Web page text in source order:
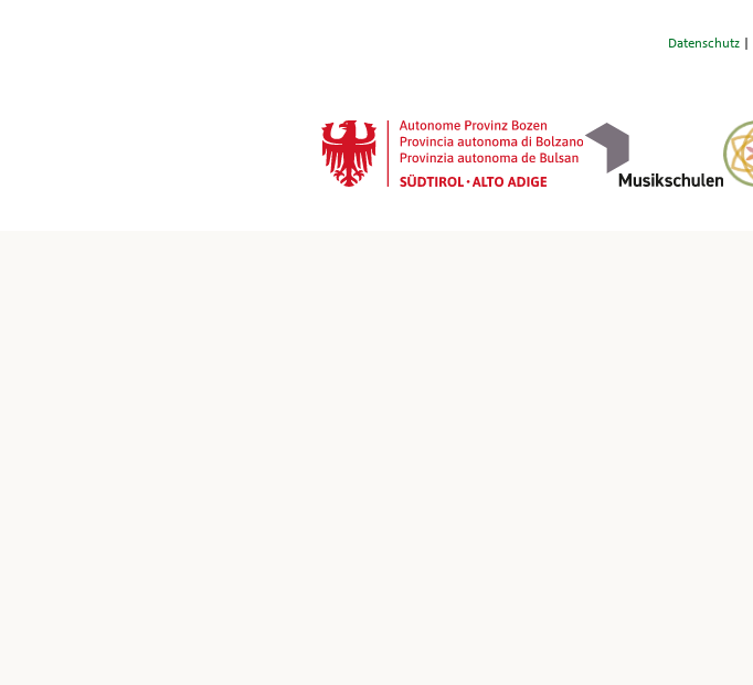
Datenschutz|